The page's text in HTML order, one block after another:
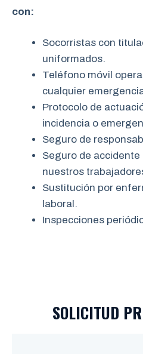
con:
Socorristas con
uniformados.
Teléfono móvil
cualquier
Protocolo de
incidencia o
Seguro de
Seguro de accidente
nuestros
Sustitución por
laboral.
Inspecciones
SOLICITUD